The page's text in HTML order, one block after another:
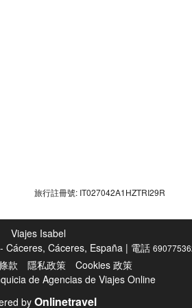
旅行註冊號: IT027042A1HZTRI29R
Viajes Isabel
Cáceres, Cáceres, España | 電話
款 隱私政策
Cookies 政策
de Agencias de Viajes Online
byOnlinetravel